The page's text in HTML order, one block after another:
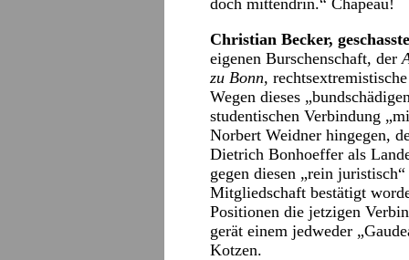
doch mittendrin.“ Chapeau!
Christian Becker,
eigenen Burschenschaft, der
zu Bonn,
Wegen dieses
studentischen Verbindung
Norbert Weidner hingegen,
Dietrich Bonhoeffer als
gegen diesen „rein
Mitgliedschaft bestätigt
Positionen die jetzigen
gerät einem jedweder
Kotzen.